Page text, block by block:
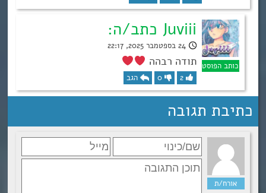
Juviii כתב/ה:
24 בספטמבר 2025, 22:17
תודה רבהה
2
0 הגב
כתיבת תגובה